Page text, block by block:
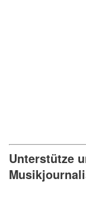
Unterstütze